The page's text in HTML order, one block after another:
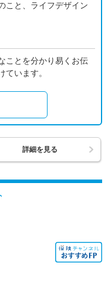
こと、ライフデザイン
ことを分かり易くお伝
ています。
詳細を見る